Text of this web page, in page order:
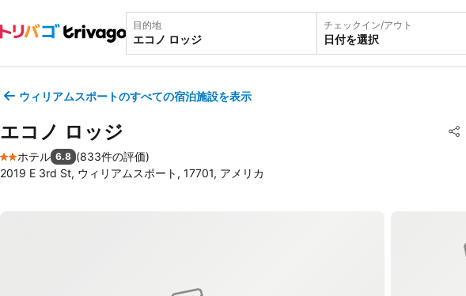
目的地 チェックイン/アウト
日付を選択
ウィリアムスポートのすべての宿泊施設を表示
エコノ ロッジ シ
2 ホテルのランク
ホテル 6.8 (833件の評価)
2019 E 3rd St, ウィリアムスポート, 17701, アメリカ